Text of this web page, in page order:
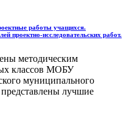
работы учащихся.
проектно-исследовательских работ.
методическим
классов МОБУ
муниципального
лучшие